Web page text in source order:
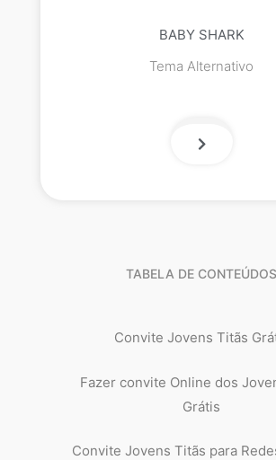
BABY SHARK
Tema Alternativo
TABELA DE CONTEÚDOS
Convite Jovens Titãs
Fazer convite Online dos
Grátis
Convite Jovens Titãs para